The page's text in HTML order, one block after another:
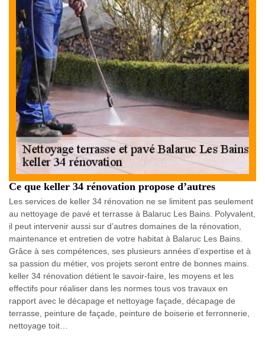
Ce que keller 34 rénovation propose d’autres
Les services de keller 34 rénovation ne se limitent pas seulement
au nettoyage de pavé et terrasse à Balaruc Les Bains. Polyvalent,
il peut intervenir aussi sur d’autres domaines de la rénovation,
maintenance et entretien de votre habitat à Balaruc Les Bains.
Grâce à ses compétences, ses plusieurs années d’expertise et à
sa passion du métier, vos projets seront entre de bonnes mains.
keller 34 rénovation détient le savoir-faire, les moyens et les
effectifs pour réaliser dans les normes tous vos travaux en
rapport avec le décapage et nettoyage façade, décapage de
terrasse, peinture de façade, peinture de boiserie et ferronnerie,
nettoyage toit…